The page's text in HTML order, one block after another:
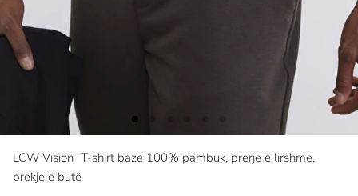
LCW Vision T-shirt bazë 100% pambuk, prerje e lirshme,
prekje e butë